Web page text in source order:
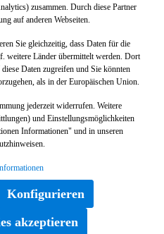
zusammen. Durch diese Partner
auf anderen Webseiten.
Sie gleichzeitig, dass Daten für die
weitere Länder übermittelt werden. Dort
Daten zugreifen und Sie könnten
als in der Europäischen Union.
jederzeit widerrufen. Weitere
und Einstellungsmöglichkeiten
Informationen" und in unseren
Konfigurieren
akzeptieren